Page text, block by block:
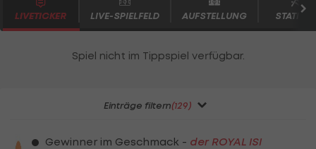
LIVETICKER LIVE-SPIELFELD AUFSTELLUNG
Einträge filtern(129)
Gewinner im Geschmack - der ROYAL ISI